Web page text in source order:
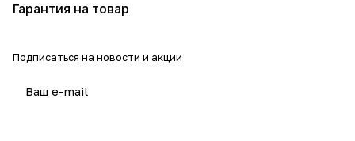
Гарантия на товар
Подписаться на новости и акции